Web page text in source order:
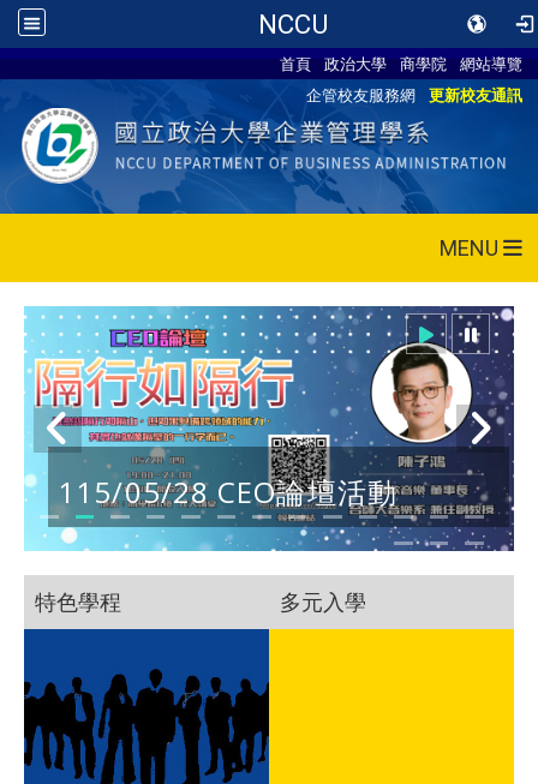
NCCU
首頁 政治大學 商學院
網站導覽
企管校友服務網
更新校友通訊
MENU
115/05/28 CEO論壇活動
特色學程 多元入學